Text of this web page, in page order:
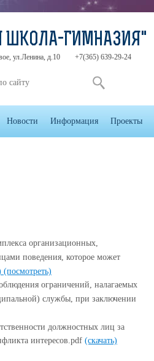
организационных,
поведения, которое может
(посмотреть)
ограничений, налагаемых
службы, при заключении
должностных лиц за
интересов.pdf (скачать)
ГИМНАЗИЯ"
ул.Ленина, д.10 +7(365) 639-29-24
Новости Информация Проекты